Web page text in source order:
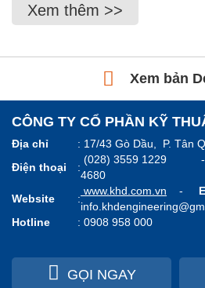
Xem thêm >>
Xem bản
CÔNG TY CỔ PHẦN KỸ
Địa chỉ : 17/43 Gò Dầu, P. Tân
Điện thoại
:
(028) 3559
4680
Website
:
www.khd.com.vn -
Hotline
: 0908 958 000
GỌI NGAY